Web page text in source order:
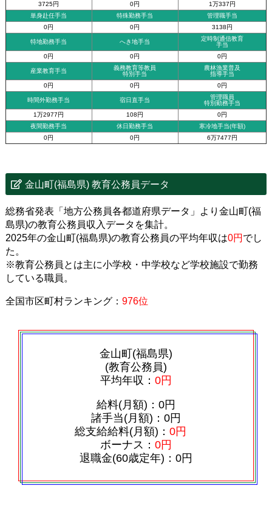
3725円
0円
1万337円
単身赴任手当
特殊勤務手当
管理職手当
0円
0円 3138円
特地勤務手当 へき地手当
定時制通信教育
手当
0円
0円 0円
産業教育手当
義務教育等教員
特別手当
農林漁業普及
指導手当
0円
0円 0円
時間外勤務手当 宿日直手当
管理職員
特別勤務手当
1万2977円
108円
0円
夜間勤務手当
休日勤務手当
寒冷地手当(年額)
0円
0円 6万7477円
金山町(福島県) 教育公務員データ
総務省発表「地方公務員各都道府県データ」より金山町(福
島県)の教育公務員収入データを集計。
2025年の金山町(福島県)の教育公務員の平均年収は0円 でし
た。
※教育公務員とは主に小学校・中学校など学校施設で勤務
している職員。
全国市区町村ランキング： 976位
金山町(福島県)
(教育公務員)
平均年収： 0円
給料(月額)：0円
諸手当(月額)：0円
総支給給料(月額)： 0円
ボーナス： 0円
退職金(60歳定年)：0円